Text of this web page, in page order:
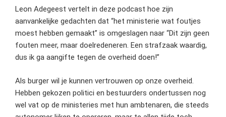
Leon Adegeest vertelt in deze podcast hoe zijn
aanvankelijke gedachten dat “het ministerie wat foutjes
moest hebben gemaakt” is omgeslagen naar “Dit zijn geen
fouten meer, maar doelredeneren. Een strafzaak waardig,
dus ik ga aangifte tegen de overheid doen!”
Als burger wil je kunnen vertrouwen op onze overheid.
Hebben gekozen politici en bestuurders ondertussen nog
wel vat op de ministeries met hun ambtenaren, die steeds